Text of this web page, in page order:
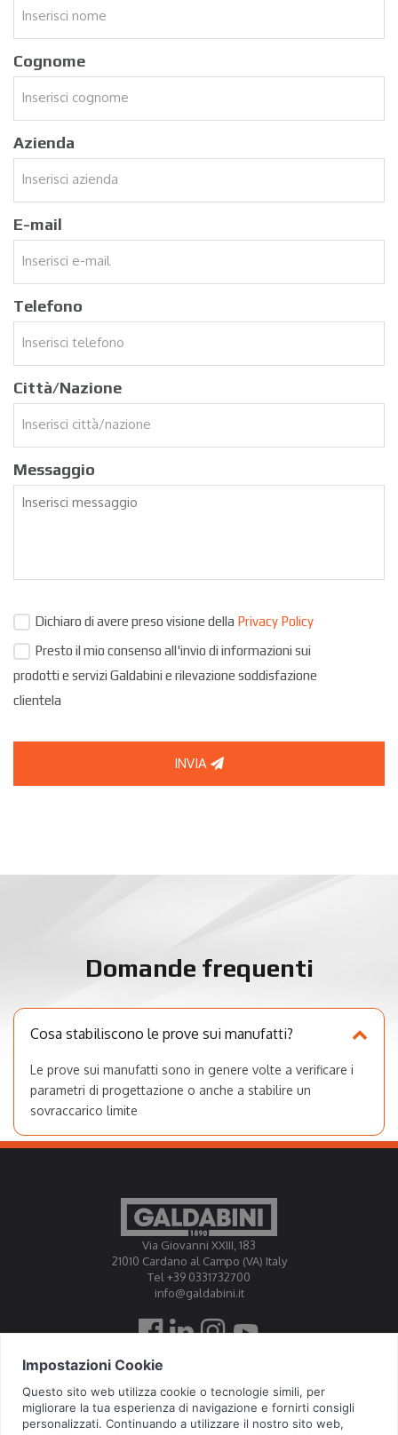
Cognome
Azienda
E-mail
Telefono
Città/Nazione
Messaggio
Dichiaro di avere preso visione della Privacy Policy
Presto il mio consenso all'invio di informazioni sui
prodotti e servizi Galdabini e rilevazione soddisfazione
clientela
INVIA
Domande frequenti
Cosa stabiliscono le prove sui manufatti?
Le prove sui manufatti sono in genere volte a verificare i
parametri di progettazione o anche a stabilire un
sovraccarico limite
Via Giovanni XXIII, 183
21010 Cardano al Campo (VA) Italy
Tel +39 0331732700
info@galdabini.it
Galdabini is accredited Official Calibration Centre EA, IAF, ILAC